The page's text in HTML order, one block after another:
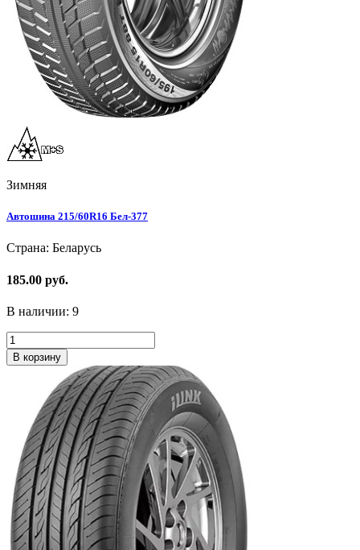
Зимняя
Автошина 215/60R16 Бел-377
Страна: Беларусь
185.00 руб.
В наличии: 9
В корзину